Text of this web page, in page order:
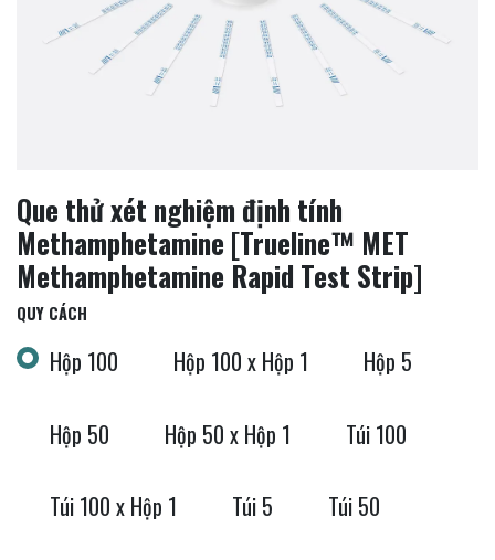
Que thử xét nghiệm định tính
Methamphetamine [Trueline™ MET
Methamphetamine Rapid Test Strip]
QUY CÁCH
Hộp 100 Hộp 100 x Hộp 1 Hộp 5
Hộp 50 Hộp 50 x Hộp 1 Túi 100
Túi 100 x Hộp 1 Túi 5 Túi 50